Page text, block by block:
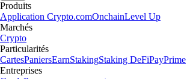
Produits
Application Crypto.comOnchainLevel Up
Marchés
Crypto
Particularités
CartesPaniersEarnStakingStaking DeFiPayPrime
Entreprises